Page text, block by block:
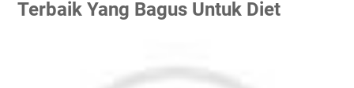
Terbaik Yang Bagus Untuk Diet